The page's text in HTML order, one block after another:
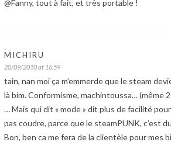
@Fanny, tout à fait, et très portable !
MICHIRU
20/09/2010 at 16:59
tain, nan moi ça m’emmerde que le steam
là bim. Conformisme, machintoussa… (même
… Mais qui dit « mode » dit plus de facilité
pas coudre, parce que le steamPUNK, c’est
Bon, ben ca me fera de la clientèle pour mes